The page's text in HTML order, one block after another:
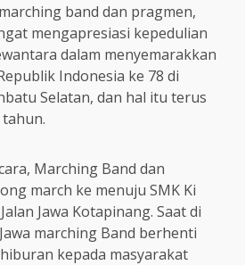
band dan pragmen,
mengapresiasi kepedulian
dalam menyemarakkan
Indonesia ke 78 di
Selatan, dan hal itu terus
Marching Band dan
march ke menuju SMK Ki
Jawa Kotapinang. Saat di
marching Band berhenti
kepada masyarakat